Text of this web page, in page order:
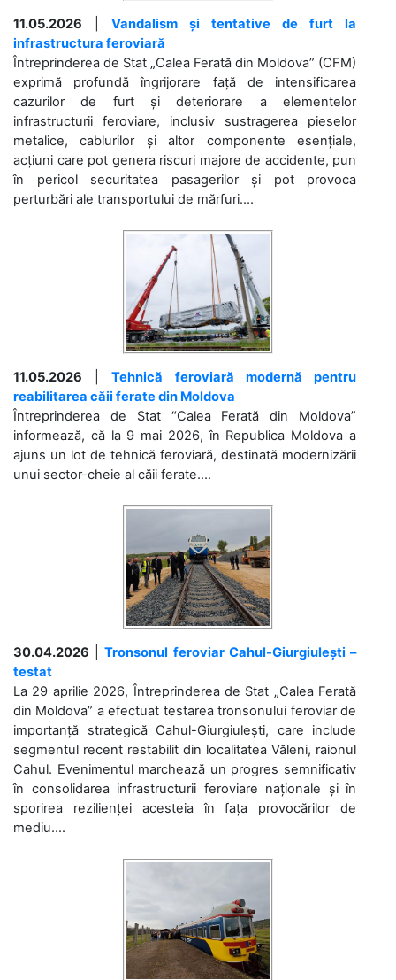
11.05.2026
Vandalism și tentative de furt la
infrastructura feroviară
Întreprinderea de Stat „Calea Ferată din Moldova” (CFM)
exprimă profundă îngrijorare față de intensificarea
cazurilor de furt și deteriorare a elementelor
infrastructurii feroviare, inclusiv sustragerea pieselor
metalice, cablurilor și altor componente esențiale,
acțiuni care pot genera riscuri majore de accidente, pun
în pericol securitatea pasagerilor și pot provoca
perturbări ale transportului de mărfuri....
11.05.2026 |Tehnică feroviară modernă pentru
reabilitarea căii ferate din Moldova
Întreprinderea de Stat “Calea Ferată din Moldova”
informează, că la 9 mai 2026, în Republica Moldova a
ajuns un lot de tehnică feroviară, destinată modernizării
unui sector-cheie al căii ferate....
30.04.2026 |Tronsonul feroviar Cahul-Giurgiulești –
testat
La 29 aprilie 2026, Întreprinderea de Stat „Calea Ferată
din Moldova” a efectuat testarea tronsonului feroviar de
importanță strategică Cahul-Giurgiulești, care include
segmentul recent restabilit din localitatea Văleni, raionul
Cahul. Evenimentul marchează un progres semnificativ
în consolidarea infrastructurii feroviare naționale și în
sporirea rezilienței acesteia în fața provocărilor de
mediu....